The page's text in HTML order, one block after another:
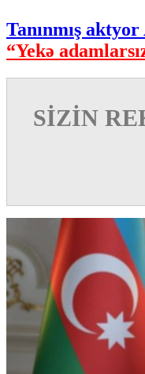
Tanınmış
“Yekə
SİZİN